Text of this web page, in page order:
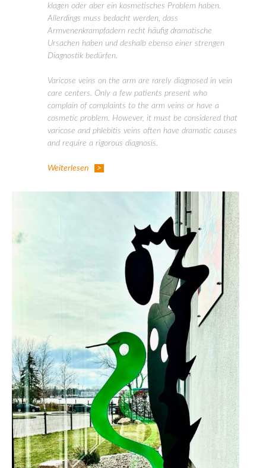
klagen oder aber ein kosmetisches Problem haben.
Allerdings muss bedacht werden, dass
Armvenenkrampfadern recht häufig dramatische
Ursachen haben und deshalb ebenso einer strengen
Diagnostik bedürfen.
Varicose veins on the arm are rarely diagnosed in vein
care centers. Only a few patients present who
complain of complaints to the arm veins or have a
cosmetic problem. However, it must be considered that
varicose and phlebitis veins often have dramatic causes
and require a rigorous diagnosis.
Weiterlesen